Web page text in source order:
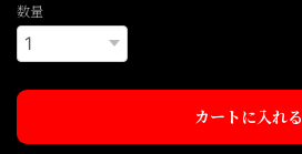
数量
カートに入れる